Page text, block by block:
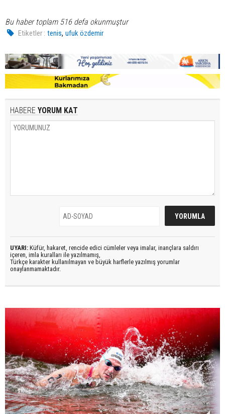
Bu haber toplam 516 defa okunmuştur
Etiketler : tenis,ufuk özdemir
HABERE YORUM KAT
UYARI: Küfür, hakaret, rencide edici cümleler veya imalar, inançlara saldırı
içeren, imla kuralları ile yazılmamış,
Türkçe karakter kullanılmayan ve büyük harflerle yazılmış yorumlar
onaylanmamaktadır.